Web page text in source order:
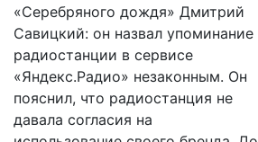
«Серебряного дождя» Дмитрий
Савицкий: он назвал упоминание
радиостанции в сервисе
«Яндекс.Радио» незаконным. Он
пояснил, что радиостанция не
давала согласия на